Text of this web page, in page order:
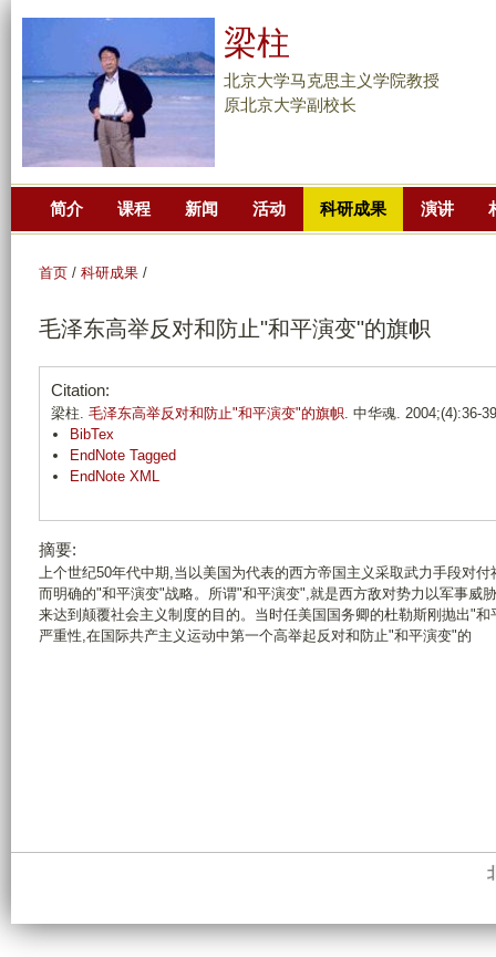
主
梁柱
北京大学马克思主义学院教授
原北京大学副校长
简介 课程 新闻 活动 科研成果 演讲
首页 / 科研成果 /
毛泽东高举反对和防止"和平演变"的旗帜
Citation:
梁柱. 毛泽东高举反对和防止"和平演变"的旗帜. 中华魂. 2004;(4):36-
BibTex
EndNote Tagged
EndNote XML
摘要:
上个世纪50年代中期,当以美国为代表的西方帝国主义采取武力手段对
而明确的"和平演变"战略。所谓"和平演变",就是西方敌对势力以军事威
来达到颠覆社会主义制度的目的。当时任美国国务卿的杜勒斯刚抛出"
严重性,在国际共产主义运动中第一个高举起反对和防止"和平演变"的